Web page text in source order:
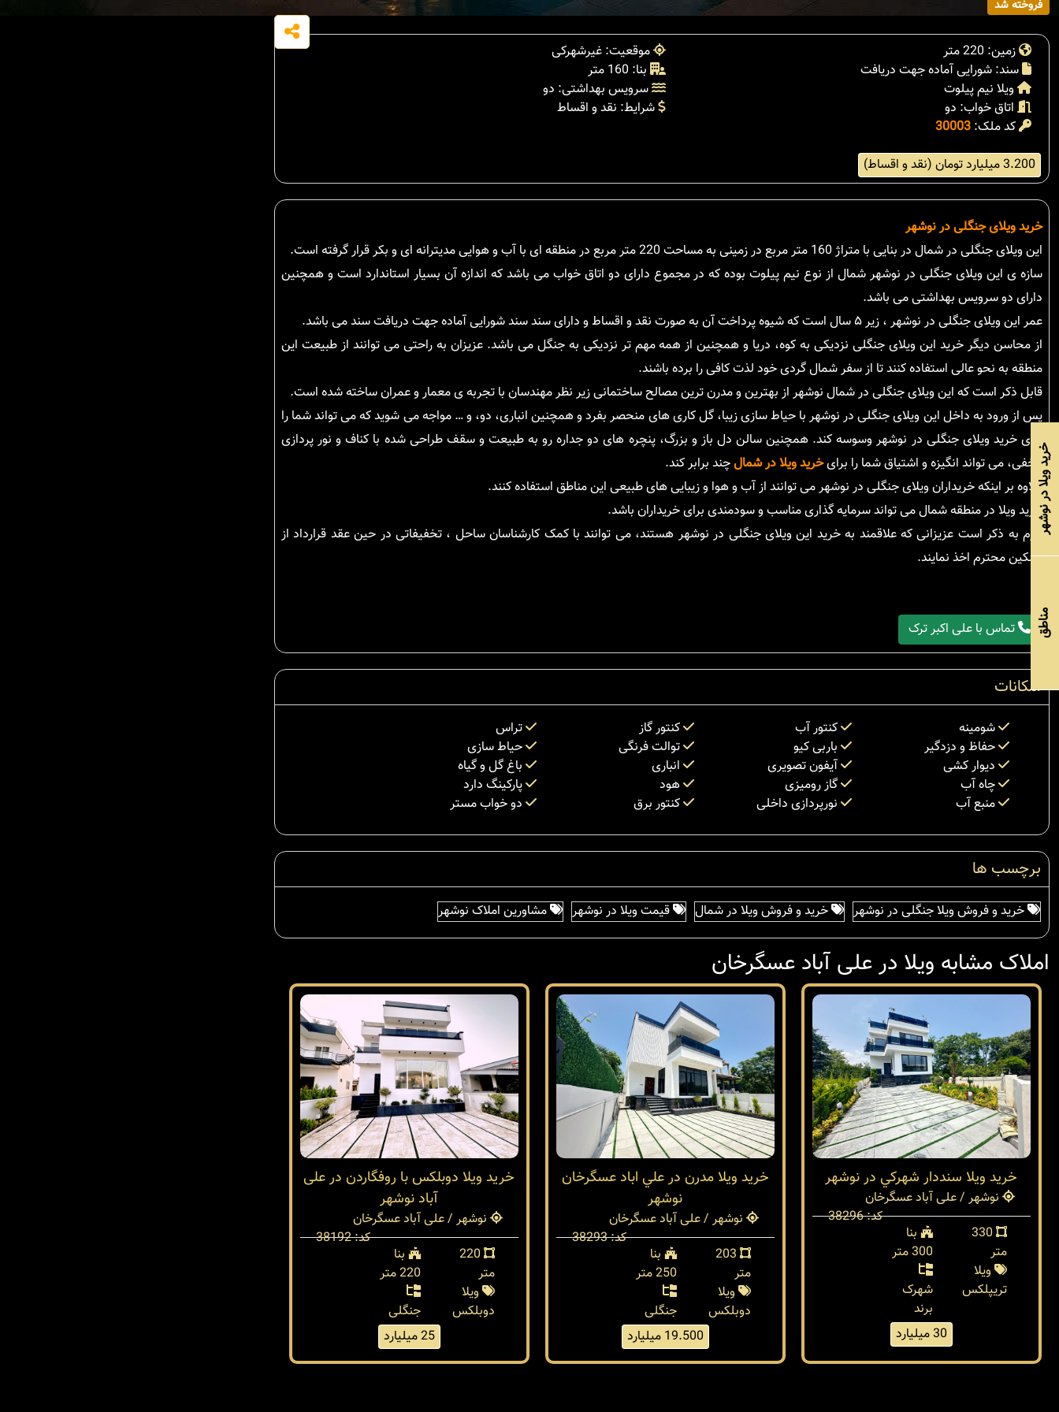
فروخته شد
زمین: 220 متر
موقعیت: غیرشهرکی
سند: شورایی آماده جهت دریافت
بنا: 160 متر
ویلا نیم پیلوت
سرویس بهداشتی: دو
اتاق خواب: دو
شرایط: نقد و اقساط
کد ملک: 30003
3.200 میلیارد تومان (نقد و اقساط)
خرید ویلای جنگلی در نوشهر
این ویلای جنگلی در شمال در بنایی با متراژ 160 متر مربع در زمینی به مساحت 220 متر مربع در منطقه ای با آب و هوایی مدیترانه ای و بکر قرار گرفته است.
سازه ی این ویلای جنگلی در نوشهر شمال از نوع نیم پیلوت بوده که در مجموع دارای دو اتاق خواب می باشد که اندازه آن بسیار استاندارد است و همچنین
دارای دو سرویس بهداشتی می باشد.
عمر این ویلای جنگلی در نوشهر ، زیر ۵ سال است که شیوه پرداخت آن به صورت نقد و اقساط و دارای سند سند شورایی آماده جهت دریافت سند می باشد.
از محاسن دیگر خرید این ویلای جنگلی نزدیکی به کوه، دریا و همچنین از همه مهم تر نزدیکی به جنگل می باشد. عزیزان به راحتی می توانند از طبیعت این
منطقه به نحو عالی استفاده کنند تا از سفر شمال گردی خود لذت کافی را برده باشند.
قابل ذکر است که این ویلای جنگلی در شمال نوشهر از بهترین و مدرن ترین مصالح ساختمانی زیر نظر مهندسان با تجربه ی معمار و عمران ساخته شده است.
پس از ورود به داخل این ویلای جنگلی در نوشهر با حیاط سازی زیبا، گل کاری های منحصر بفرد و همچنین انباری، دو، و … مواجه می شوید که می تواند شما را
برای خرید ویلای جنگلی در نوشهر وسوسه کند. همچنین سالن دل باز و بزرگ، پنچره های دو جداره رو به طبیعت و سقف طراحی شده با کناف و نور پردازی
مخفی، می تواند انگیزه و اشتیاق شما را برایخرید ویلا در شمالچند برابر کند.
علاوه بر اینکه خریداران ویلای جنگلی در نوشهر می توانند از آب و هوا و زیبایی های طبیعی این مناطق استفاده کنند.
خرید ویلا در منطقه شمال می تواند سرمایه گذاری مناسب و سودمندی برای خریداران باشد.
لازم به ذکر است عزیزانی که علاقمند به خرید این ویلای جنگلی در نوشهر هستند، می توانند با کمک کارشناسان ساحل ، تخفیفاتی در حین عقد قرارداد از
مالکین محترم اخذ نمایند.
تماس با علی اکبر ترک
امکانات
شومینه کنتور آب کنتور گاز
تراس
حفاظ و دزدگیر
باربی کیو توالت فرنگی
حیاط سازی
دیوار کشی
آیفون تصویری انباری
باغ گل و گیاه
چاه آب
گاز رومیزی هود
پارکینگ دارد
منبع آب
نورپردازی داخلی کنتور برق دو خواب مستر
برچسب ها
خرید و فروش ویلا جنگلی در نوشهر خرید و فروش ویلا در شمال قیمت ویلا در نوشهر مشاورین املاک نوشهر
املاک مشابه ویلا در علی آباد عسگرخان
خريد ويلا سنددار شهركي در نوشهر
نوشهر / علی آباد عسگرخان
کد: 38296
330
متر
بنا
300 متر
ویلا
تریپلکس
شهرک
برند
30 میلیارد
خريد ويلا مدرن در علي اباد عسگرخان
نوشهر
نوشهر / علی آباد عسگرخان
کد: 38293
203
متر
بنا
250 متر
ویلا
دوبلکس
جنگلی
19.500 میلیارد
خرید ویلا دوبلکس با روفگاردن در علی
آباد نوشهر
نوشهر / علی آباد عسگرخان
کد: 38192
220
متر
بنا
220 متر
ویلا
دوبلکس
جنگلی
25 میلیارد
خرید ویلا در نوشهر
مناطق